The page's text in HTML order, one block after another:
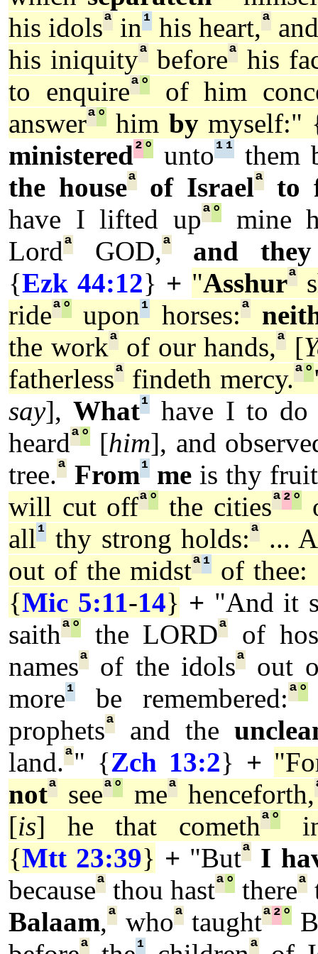
his idolsª in¹ his heart,ª
his iniquityª beforeª his
to enquireª°of him
answerª° him bymyself:"
ministered²° unto¹ ¹them
the houseªof Israelªto
have I lifted upª°
mine
Lordª GOD,ª
and
{Ezk 44:12} + "Asshurª
rideª° upon¹ horses:ª
the workª of our hands,ª [
fatherlessª findeth mercy.ª°
say],What¹
have I to do
heardª° [him], and
tree.ª From¹me is thy fruit
will cut offª° the citiesª²°
all¹ thy strong holds:ª
...
out of the midstª¹
of
{Mic 5:11-14} + "And it
saithª° the LORDª
of
namesª of the idolsª
out
more¹ be remembered:ª°
prophetsª and the
land.ª" {Zch 13:2} +
notª seeª° meª henceforth,
[is] he that comethª°
{Mtt 23:39} + "Butª I
becauseª thou hastª° thereª
Balaam,ª whoªtaughtª²°
ª ¹ ª